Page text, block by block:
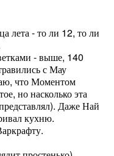
лета - то ли 12, то ли
- выше, 140
с Мау
что Моментом
но насколько эта
Даже Най
кухню.